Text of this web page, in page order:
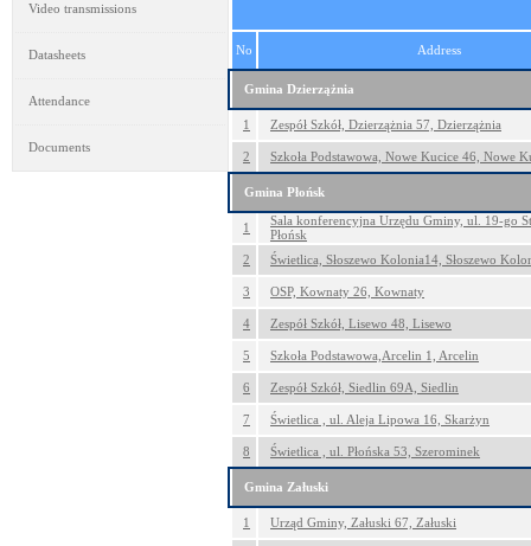
Video transmissions
Datasheets
Attendance
Documents
No Address
Gmina Dzierzążnia
1 Zespół Szkół, Dzierzążnia 57, Dzierzążnia
2 Szkoła Podstawowa, Nowe Kucice 46, Nowe
Gmina Płońsk
1
Sala konferencyjna Urzędu Gminy, ul. 19-go
Płońsk
2
Świetlica, Słoszewo Kolonia14, Słoszewo
3 OSP, Kownaty 26, Kownaty
4 Zespół Szkół, Lisewo 48, Lisewo
5 Szkoła Podstawowa,Arcelin 1, Arcelin
6 Zespół Szkół, Siedlin 69A, Siedlin
7 Świetlica , ul. Aleja Lipowa 16, Skarżyn
8 Świetlica , ul. Płońska 53, Szerominek
Gmina Załuski
1 Urząd Gminy, Załuski 67, Załuski